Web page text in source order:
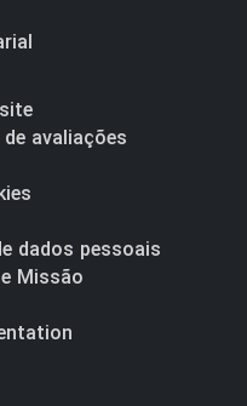
avaliações
dados pessoais
Missão